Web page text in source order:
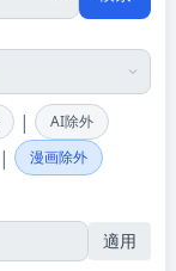
|
AI除外
|
漫画除外
適用